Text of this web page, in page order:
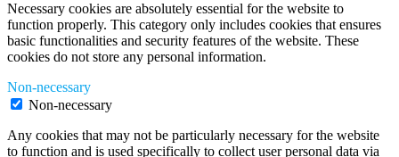
Necessary cookies are absolutely essential for the website to
function properly. This category only includes cookies that ensures
basic functionalities and security features of the website. These
cookies do not store any personal information.
Non-necessary
Non-necessary
Any cookies that may not be particularly necessary for the website
to function and is used specifically to collect user personal data via